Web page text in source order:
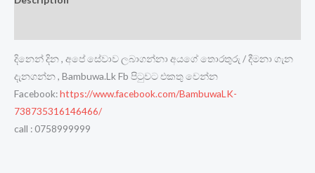
දිනෙන් දින , අපේ සේවාව ලබාගන්නා අයගේ තොරතුරු / දීමනා ගැන
දැනගන්න , Bambuwa.Lk Fb පිටුවට එකතු වෙන්න
Facebook:https://www.facebook.com/BambuwaLK-
738735316146466/
call : 0758999999